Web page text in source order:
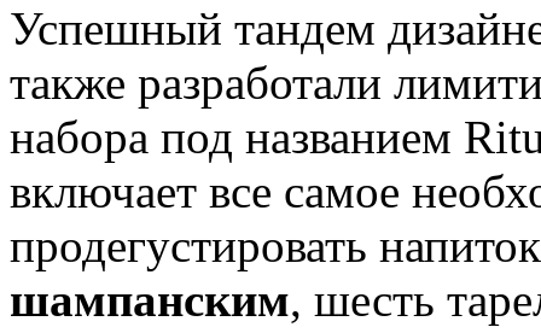
Успешный тандем
также разработали
набора под названием
включает все самое
продегустировать
шампанским, шесть